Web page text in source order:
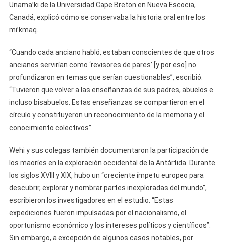
Unama’ki de la Universidad Cape Breton en Nueva Escocia,
Canadá, explicó cómo se conservaba la historia oral entre los
mi’kmaq.
“Cuando cada anciano habló, estaban conscientes de que otros
ancianos servirían como ‘revisores de pares’ [y por eso] no
profundizaron en temas que serían cuestionables”, escribió.
“Tuvieron que volver a las enseñanzas de sus padres, abuelos e
incluso bisabuelos. Estas enseñanzas se compartieron en el
círculo y constituyeron un reconocimiento de la memoria y el
conocimiento colectivos”.
Wehi y sus colegas también documentaron la participación de
los maoríes en la exploración occidental de la Antártida. Durante
los siglos XVIII y XIX, hubo un “creciente ímpetu europeo para
descubrir, explorar y nombrar partes inexploradas del mundo”,
escribieron los investigadores en el estudio. “Estas
expediciones fueron impulsadas por el nacionalismo, el
oportunismo económico y los intereses políticos y científicos”.
Sin embargo, a excepción de algunos casos notables, por